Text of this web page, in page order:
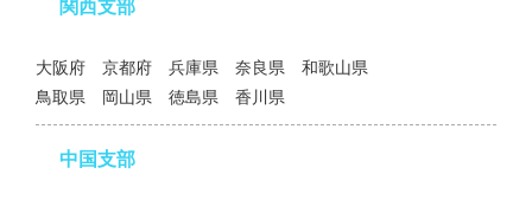
関西支部
大阪府 京都府 兵庫県 奈良県 和歌山県
鳥取県 岡山県 徳島県 香川県
中国支部